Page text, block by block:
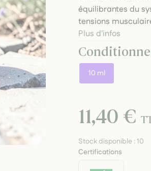
équilibrantes du
tensions
Plus d'infos
10 ml
11,40 €
Stock disponible :10
Certifications